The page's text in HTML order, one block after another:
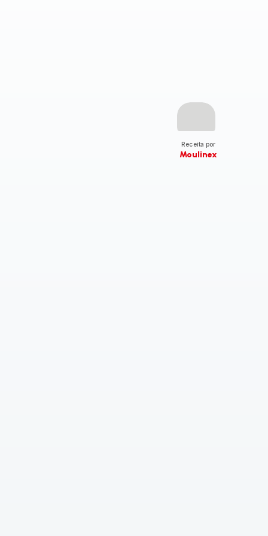
Receita por
Moulinex